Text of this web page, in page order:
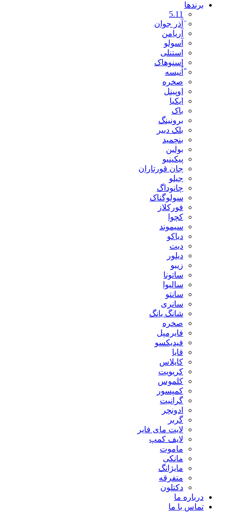
برندها
5.11
َآذر جوان
آریامن
آسولو
استنلی
اسنوهاک
ًاُنیسه
صخره
اوپینل
ایکیا
باک
برونینگ
بلک دییر
بنچمید
بولین
پیکینیو
جان قورتاران
جیلو
چانوداگ
سولوگناک
فورکلاز
کچوا
سیموند
دیاکو
دیت
دیلور
زیبو
ساتونا
سالیوا
سانتو
سانری
شانگ یانگ
صخره
فایرمپل
فیدیکسو
قایا
کایلاس
کریویت
کلموس
کمپسور
گرانیت
ادونچر
گربر
لایت مای فایر
لایف کمپ
ماموت
مانکی
مایژانگ
متفرقه
دکتلون
درباره ما
تماس با ما